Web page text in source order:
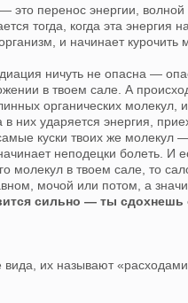
это перенос энергии, волной
тогда, когда эта энергия
и начинает курочить
ничуть не опасна —
в твоем сале. А
органических молекул,
в них ударяется энергия,
куски твоих же молекул
неподецки болеть. И
молекул в твоем сале, то
мочой или потом, а
сильно — ты сдохнешь
вида, их называют